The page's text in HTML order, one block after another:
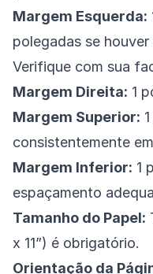
Margem Esquerda:
polegadas se
Verifique com sua
Margem Direita: 1
Margem Superior:
consistentemente
Margem Inferior: 1
espaçamento
Tamanho do Papel:
x 11”) é obrigatório.
Orientação da